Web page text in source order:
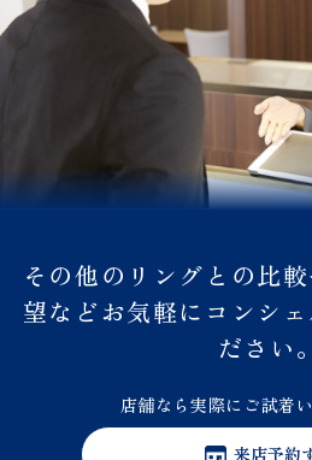
その他のリングとの比
望などお気軽にコンシ
ださい。
店舗なら実際にご試着
来店予約